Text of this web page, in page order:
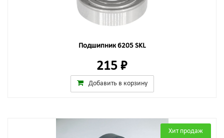
Подшипник 6205 SKL
215 ₽
Добавить в корзину
Хит продаж